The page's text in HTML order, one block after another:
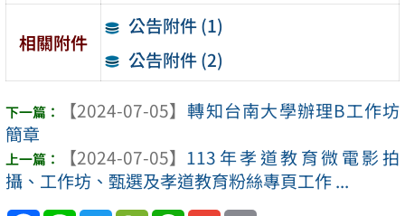
相關附件
公告附件 (1)
公告附件 (2)
【2024-07-05】 轉知台南大學辦理B工作坊
簡章
【2024-07-05】 113年孝道教育微電影拍
攝、工作坊、甄選及孝道教育粉絲專頁工作 ...